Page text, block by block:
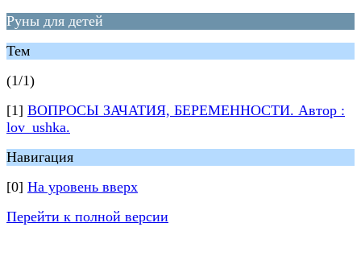
Руны для детей
Тем
(1/1)
[1] ВОПРОСЫ ЗАЧАТИЯ, БЕРЕМЕННОСТИ. Автор :
lov_ushka.
Навигация
[0] На уровень вверх
Перейти к полной версии